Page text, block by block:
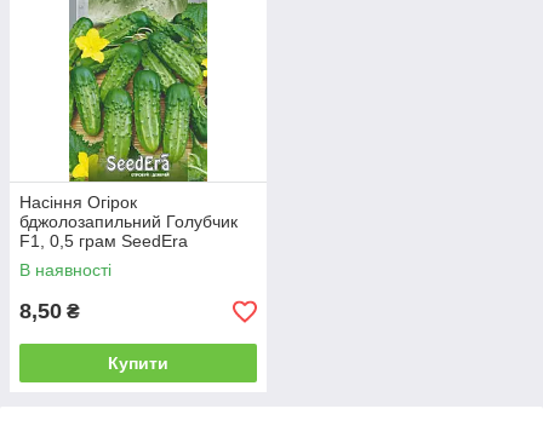
Насіння Огірок
бджолозапильний Голубчик
F1, 0,5 грам SeedEra
В наявності
8,50 ₴
Купити